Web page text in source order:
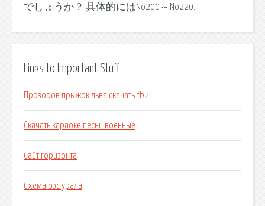
でしょうか？ 具体的にはNo200～No220.
Links to Important Stuff
Прозоров прыжок льва скачать fb2
Скачать караоке песни военные
Сайт горизонта
Схема оэс урала